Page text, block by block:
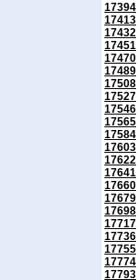
17394
17413
17432
17451
17470
17489
17508
17527
17546
17565
17584
17603
17622
17641
17660
17679
17698
17717
17736
17755
17774
17793